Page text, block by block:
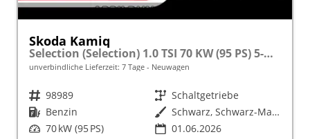
Skoda Kamiq
Selection (Selection) 1.0 TSI 70 KW (95 PS) 5-Gang Schaltgetriebe
unverbindliche Lieferzeit: 7 Tage Neuwagen
Fahrzeugnr. 98989 Getriebe Schaltgetriebe
Kraftstoff Benzin Außenfarbe
Schwarz, Schwarz-Magic Perleffekt (1Z)
Leistung 70 kW (95 PS) 01.06.2026